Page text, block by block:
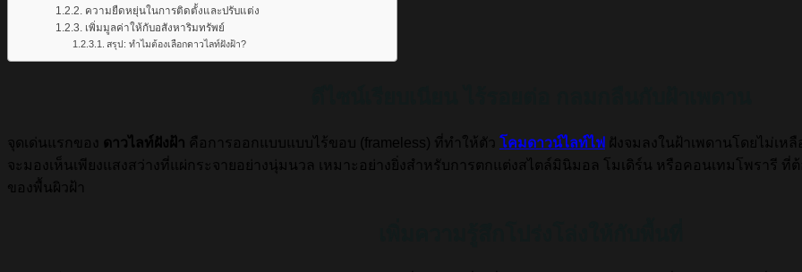
ความยืดหยุ่นในการติดตั้งและปรับแต่ง
เพิ่มมูลค่าให้กับอสังหาริมทรัพย์
สรุป: ทำไมต้องเลือกดาวไลท์ฝังฝ้า?
จุดเด่นแรกของ ดาวไลท์ฝังฝ้า คือการออกแบบแบบไร้ขอบ (frameless) ที่ทำให้ตัว โคมดาวน์ไลท์ไฟ ฝังจมลงในฝ้าเพดานโดยไม่เห
จะมองเห็นเพียงแสงสว่างที่แผ่กระจายอย่างนุ่มนวล เหมาะอย่างยิ่งสำหรับการตกแต่งสไตล์มินิมอล โมเดิร์น หรือคอนเทมโพรารี
ของพื้นผิวฝ้า